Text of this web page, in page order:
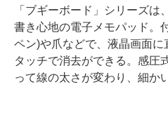
「ブギーボード」シリーズは
書き心地の電子メモパッド。
ペン)や爪などで、液晶画面
タッチで消去ができる。感圧
って線の太さが変わり、細か